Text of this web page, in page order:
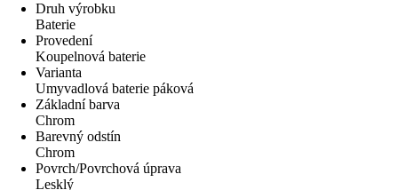
Druh výrobku
Baterie
Provedení
Koupelnová baterie
Varianta
Umyvadlová baterie páková
Základní barva
Chrom
Barevný odstín
Chrom
Povrch/Povrchová úprava
Lesklý